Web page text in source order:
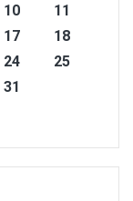
10
11
17
18
24
25
31